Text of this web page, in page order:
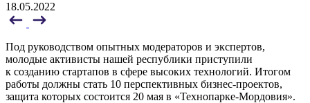
18.05.2022
Под руководством опытных модераторов и экспертов,
молодые активисты нашей республики приступили
к созданию стартапов в сфере высоких технологий. Итогом
работы должны стать 10 перспективных бизнес-проектов,
защита которых состоится 20 мая в «Технопарке-Мордовия».